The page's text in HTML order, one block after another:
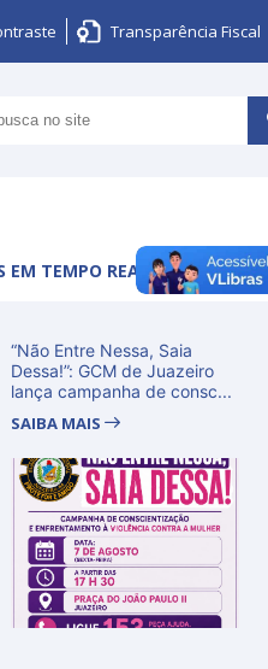
Transparência Fiscal
EM TEMPO REAL
“Não Entre Nessa, Saia
Dessa!”: GCM de Juazeiro
lança campanha de consc...
SAIBA MAIS